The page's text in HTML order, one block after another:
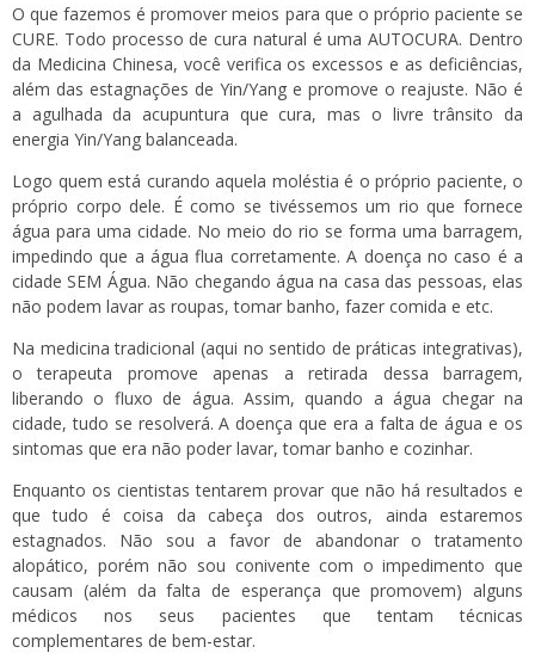
O que fazemos é promover meios para que o próprio paciente se
CURE. Todo processo de cura natural é uma AUTOCURA. Dentro
da Medicina Chinesa, você verifica os excessos e as deficiências,
além das estagnações de Yin/Yang e promove o reajuste. Não é
a agulhada da acupuntura que cura, mas o livre trânsito da
energia Yin/Yang balanceada.
Logo quem está curando aquela moléstia é o próprio paciente, o
próprio corpo dele. É como se tivéssemos um rio que fornece
água para uma cidade. No meio do rio se forma uma barragem,
impedindo que a água flua corretamente. A doença no caso é a
cidade SEM Água. Não chegando água na casa das pessoas, elas
não podem lavar as roupas, tomar banho, fazer comida e etc.
Na medicina tradicional (aqui no sentido de práticas integrativas),
o terapeuta promove apenas a retirada dessa barragem,
liberando o fluxo de água. Assim, quando a água chegar na
cidade, tudo se resolverá. A doença que era a falta de água e os
sintomas que era não poder lavar, tomar banho e cozinhar.
Enquanto os cientistas tentarem provar que não há resultados e
que tudo é coisa da cabeça dos outros, ainda estaremos
estagnados. Não sou a favor de abandonar o tratamento
alopático, porém não sou conivente com o impedimento que
causam (além da falta de esperança que promovem) alguns
médicos nos seus pacientes que tentam técnicas
complementares de bem-estar.